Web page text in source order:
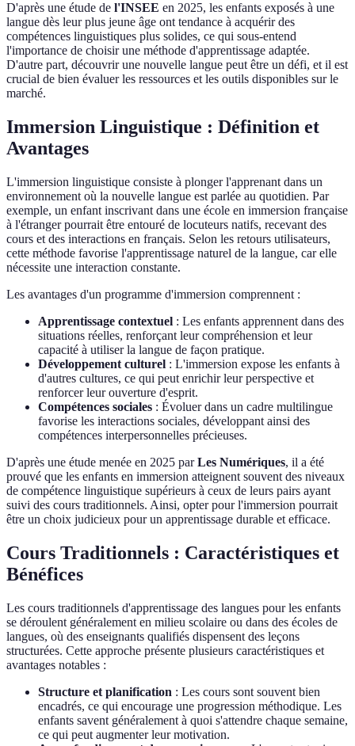
D'après une étude de l'INSEE en 2025, les enfants exposés à une
langue dès leur plus jeune âge ont tendance à acquérir des
compétences linguistiques plus solides, ce qui sous-entend
l'importance de choisir une méthode d'apprentissage adaptée.
D'autre part, découvrir une nouvelle langue peut être un défi, et il est
crucial de bien évaluer les ressources et les outils disponibles sur le
marché.
Immersion Linguistique : Définition et
Avantages
L'immersion linguistique consiste à plonger l'apprenant dans un
environnement où la nouvelle langue est parlée au quotidien. Par
exemple, un enfant inscrivant dans une école en immersion française
à l'étranger pourrait être entouré de locuteurs natifs, recevant des
cours et des interactions en français. Selon les retours utilisateurs,
cette méthode favorise l'apprentissage naturel de la langue, car elle
nécessite une interaction constante.
Les avantages d'un programme d'immersion comprennent :
Apprentissage contextuel : Les enfants apprennent dans des
situations réelles, renforçant leur compréhension et leur
capacité à utiliser la langue de façon pratique.
Développement culturel : L'immersion expose les enfants à
d'autres cultures, ce qui peut enrichir leur perspective et
renforcer leur ouverture d'esprit.
Compétences sociales : Évoluer dans un cadre multilingue
favorise les interactions sociales, développant ainsi des
compétences interpersonnelles précieuses.
D'après une étude menée en 2025 parLes Numériques, il a été
prouvé que les enfants en immersion atteignent souvent des niveaux
de compétence linguistique supérieurs à ceux de leurs pairs ayant
suivi des cours traditionnels. Ainsi, opter pour l'immersion pourrait
être un choix judicieux pour un apprentissage durable et efficace.
Cours Traditionnels : Caractéristiques et
Bénéfices
Les cours traditionnels d'apprentissage des langues pour les enfants
se déroulent généralement en milieu scolaire ou dans des écoles de
langues, où des enseignants qualifiés dispensent des leçons
structurées. Cette approche présente plusieurs caractéristiques et
avantages notables :
Structure et planification : Les cours sont souvent bien
encadrés, ce qui encourage une progression méthodique. Les
enfants savent généralement à quoi s'attendre chaque semaine,
ce qui peut augmenter leur motivation.